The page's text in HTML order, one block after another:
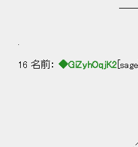
――――――――
16 名前： ◆GiZyhOqjK2
／
／ ⌒
／ （ー） （